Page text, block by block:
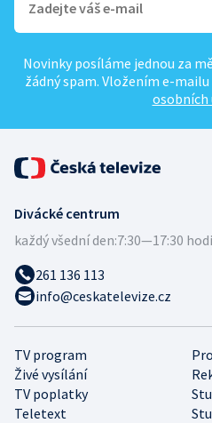
Novinky posíláme jednou za
žádný spam. Vložením e-
osobních